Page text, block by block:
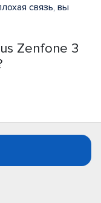
Zenfone 3
связь, вы